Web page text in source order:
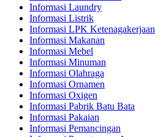
Informasi Laundry
Informasi Listrik
Informasi LPK Ketenagakerjaan
Informasi Makanan
Informasi Mebel
Informasi Minuman
Informasi Olahraga
Informasi Ornamen
Informasi Oxigen
Informasi Pabrik Batu Bata
Informasi Pakaian
Informasi Pemancingan